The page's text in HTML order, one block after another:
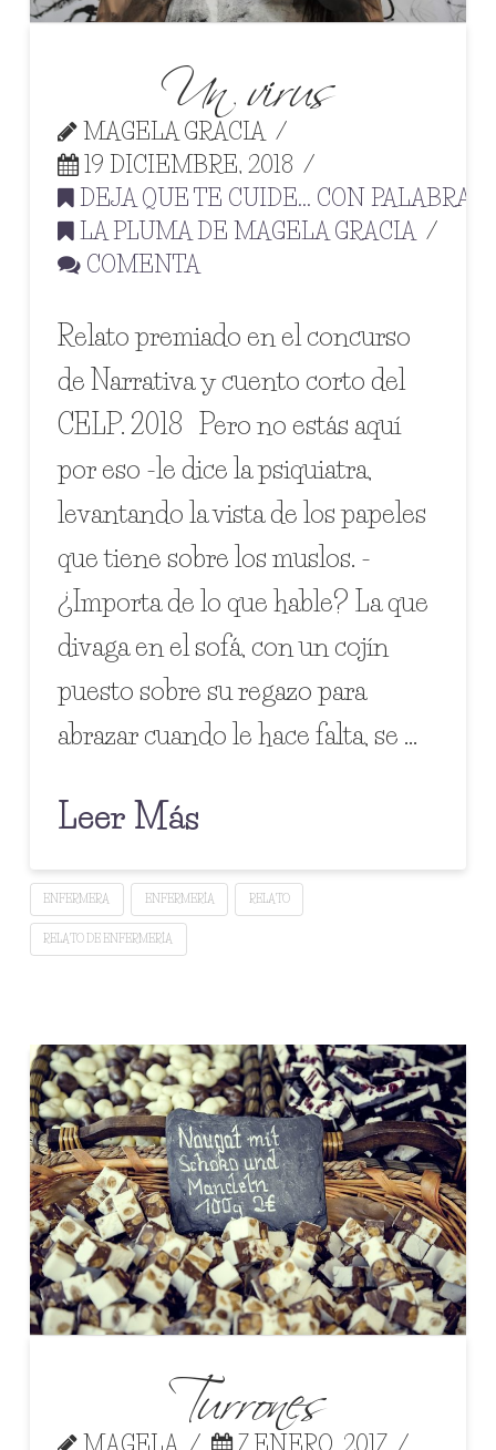
Un virus
MAGELA GRACIA
19 DICIEMBRE, 2018
DEJA QUE TE CUIDE... CON PALABRAS
LA PLUMA DE MAGELA GRACIA
COMENTA
Relato premiado en el concurso
de Narrativa y cuento corto del
CELP. 2018 Pero no estás aquí
por eso -le dice la psiquiatra,
levantando la vista de los papeles
que tiene sobre los muslos. -
¿Importa de lo que hable? La que
divaga en el sofá, con un cojín
puesto sobre su regazo para
abrazar cuando le hace falta, se …
Leer Más
ENFERMERA ENFERMERÍA RELATO
RELATO DE ENFERMERÍA
Turrones
MAGELA 7 ENERO, 2017